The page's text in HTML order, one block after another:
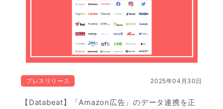
プレスリリース 2025年04月30日
【Databeat】「Amazon広告」のデータ連携を正